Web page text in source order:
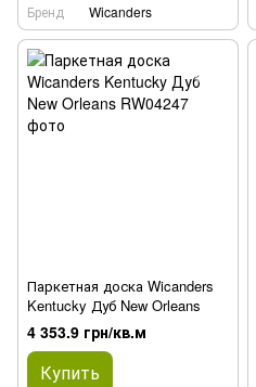
Бренд
Wicanders
Паркетная доска Wicanders
Kentucky Дуб New Orleans
4 353.9 грн/кв.м
Купить